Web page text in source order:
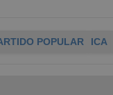
POPULAR ICA